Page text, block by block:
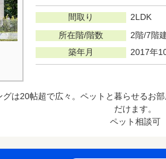
間取り 2LDK
所在階/階数 2階/7階
築年月
2017年
は20帖超で広々。ペットと暮らせるお
だけます。
ペット相談可